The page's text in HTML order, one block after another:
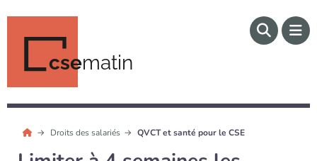
csematin
Droits des salariés QVCT et santé pour le CSE